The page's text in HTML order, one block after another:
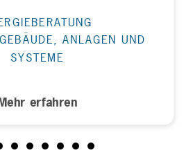
ANLAGEN UND
SYSTEME
erfahren